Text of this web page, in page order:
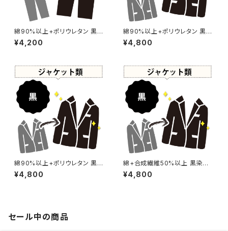
綿90%以上+ポリウレタン 黒染
め パンツ 【元色：ブラウン系】 -
染め直し[漆黒 - Black]504-0
¥4,200
綿90%以上+ポリウレタン 黒染
め ジャケット 【元色：ブラウン
系】 -染め直し[漆黒 - Black]5
¥4,800
綿90%以上+ポリウレタン 黒染
め ジャケット 【元色：ベージュ -
色あせあり】 -染め直し[漆黒 -
¥4,800
綿+合成繊維50%以上 黒染め
ジャケット 【元色：紺(Navy) -
強い色あせ】 -染め直し[漆黒 -
¥4,800
セール中の商品